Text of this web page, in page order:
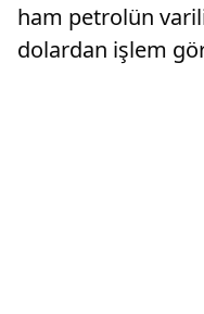
ham petrolün
dolardan işlem